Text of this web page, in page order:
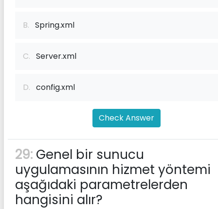
B. Spring.xml
C. Server.xml
D. config.xml
Check Answer
29: Genel bir sunucu
uygulamasının hizmet yöntemi
aşağıdaki parametrelerden
hangisini alır?